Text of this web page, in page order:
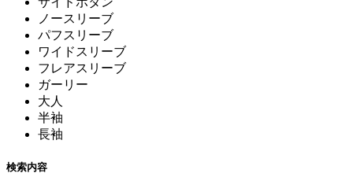
ノースリーブ
パフスリーブ
ワイドスリーブ
フレアスリーブ
ガーリー
大人
半袖
長袖
検索内容